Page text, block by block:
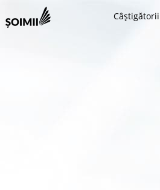
Câștigătorii